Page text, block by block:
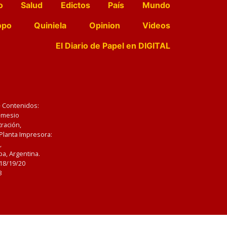
Salud Edictos País
Mundo
Quiniela Opinion
Videos
El Diario de Papel en DIGITAL
Impresora:
Argentina.
19/20